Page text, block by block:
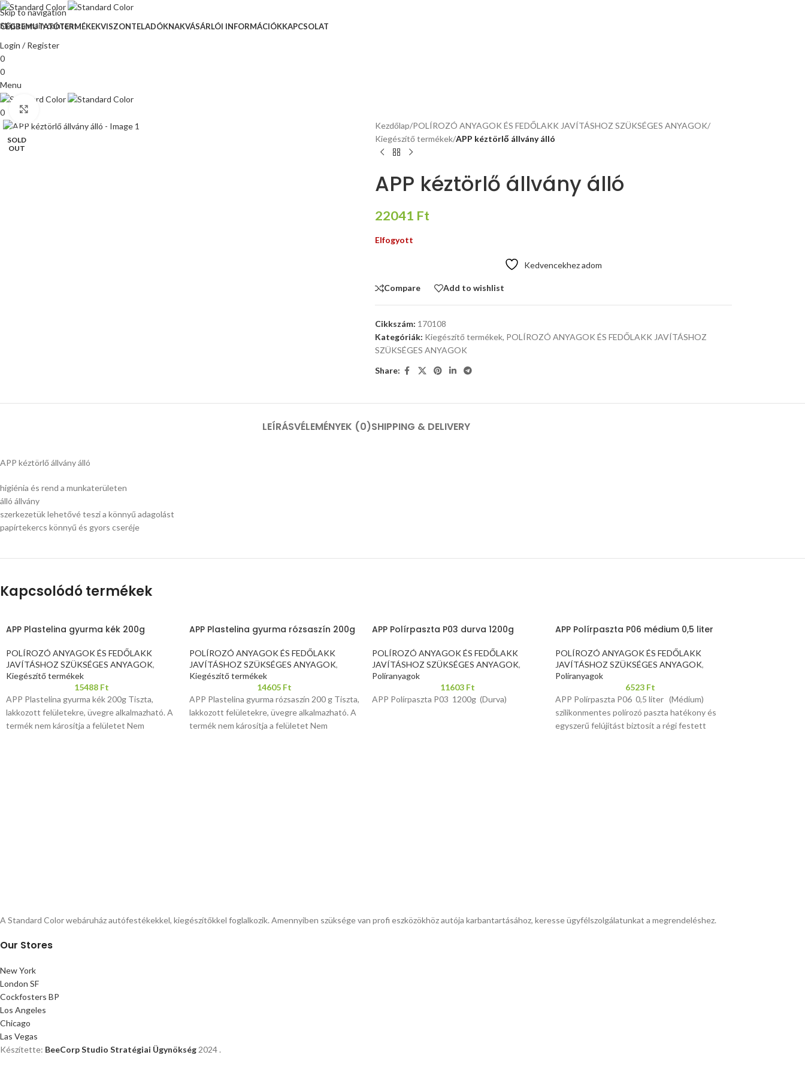
Skip to navigation
Skip to main content
CÉGBEMUTATÓTERMÉKEKVISZONTELADÓKNAKVÁSÁRLÓI INFORMÁCIÓKKAPCSOLAT
Login / Register
0
0
Menu
0
SOLD
OUT
Kezdőlap/POLÍROZÓ ANYAGOK ÉS FEDŐLAKK JAVÍTÁSHOZ SZÜKSÉGES ANYAGOK/
Kiegészítő termékek/APP kéztörlő állvány álló
APP kéztörlő állvány álló
22041 Ft
Elfogyott
Kedvencekhez adom
Compare Add to wishlist
Cikkszám: 170108
Kategóriák: Kiegészítő termékek, POLÍROZÓ ANYAGOK ÉS FEDŐLAKK JAVÍTÁSHOZ
SZÜKSÉGES ANYAGOK
Share:
LEÍRÁSVÉLEMÉNYEK (0)SHIPPING & DELIVERY
APP kéztörlő állvány álló
higiénia és rend a munkaterületen
álló állvány
szerkezetük lehetővé teszi a könnyű adagolást
papírtekercs könnyű és gyors cseréje
Kapcsolódó termékek
APP Plastelina gyurma kék 200g
POLÍROZÓ ANYAGOK ÉS FEDŐLAKK
JAVÍTÁSHOZ SZÜKSÉGES ANYAGOK,
Kiegészítő termékek
15488 Ft
APP Plastelina gyurma kék 200g Tiszta,
lakkozott felületekre, üvegre alkalmazható. A
termék nem károsítja a felületet Nem
APP Plastelina gyurma rózsaszín 200g
POLÍROZÓ ANYAGOK ÉS FEDŐLAKK
JAVÍTÁSHOZ SZÜKSÉGES ANYAGOK,
Kiegészítő termékek
14605 Ft
APP Plastelina gyurma rózsaszín 200 g Tiszta,
lakkozott felületekre, üvegre alkalmazható. A
termék nem károsítja a felületet Nem
APP Polírpaszta P03 durva 1200g
POLÍROZÓ ANYAGOK ÉS FEDŐLAKK
JAVÍTÁSHOZ SZÜKSÉGES ANYAGOK,
Políranyagok
11603 Ft
APP Polírpaszta P03 1200g (Durva)
APP Polírpaszta P06 médium 0,5 liter
POLÍROZÓ ANYAGOK ÉS FEDŐLAKK
JAVÍTÁSHOZ SZÜKSÉGES ANYAGOK,
Políranyagok
6523 Ft
APP Polírpaszta P06 0,5 liter (Médium)
szilikonmentes polírozó paszta hatékony és
egyszerű felújítást biztosít a régi festett
A Standard Color webáruház autófestékekkel, kiegészítőkkel foglalkozik. Amennyiben szüksége van profi eszközökhöz autója karbantartásához, keresse ügyfélszolgálatunkat a megrendeléshez.
Our Stores
New York
London SF
Cockfosters BP
Los Angeles
Chicago
Las Vegas
Készítette: BeeCorp Studio Stratégiai Ügynökség2024 .